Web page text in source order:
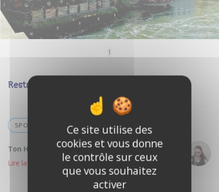
1
Restaurant tarte flambées
SPORT
Ton Hôte :
clara c.
Lire la suite
Ce site utilise des
cookies et vous donne
le contrôle sur ceux
que vous souhaitez
activer